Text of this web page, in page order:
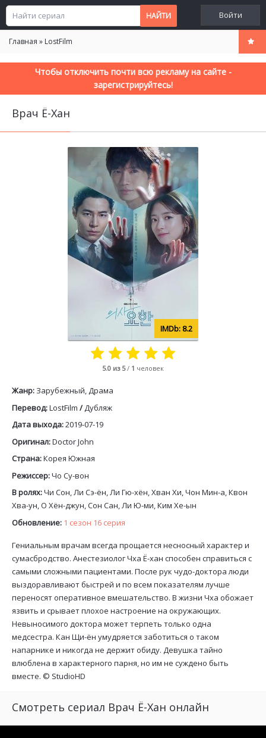
Войти
Главная » LostFilm
Чтобы отключить почти всю рекламу на сайте -
зарегистрируйтесь!
Врач Ё-Хан
8.2
5.0 из 5/ 1 человек
Жанр: Зарубежный, Драма
Перевод:LostFilm / Дубляж
Дата выхода:2019-07-19
Оригинал:Doctor John
Страна:Корея Южная
Режиссер:Чо Су-вон
В ролях:Чи Сон, Ли Сэ-ён, Ли Гю-хён, Хван Хи, Чон Мин-а, Квон
Хва-ун, О Хён-джун, Сон Сан, Ли Ю-ми, Ким Хе-ын
Обновление: 1 сезон 16 серия
Гениальным врачам всегда прощается несносный характер и
сумасбродство. Анестезиолог Чха Ё-хан способен справиться с
самыми сложными пациентами. После рук чудо-доктора люди
выздоравливают быстрей и по всем показателям лучше
переносят оперативное вмешательство. В жизни Чха обожает
язвить и срывает плохое настроение на окружающих.
Невыносимого доктора может терпеть только одна
медсестра. Кан Щи-ён умудряется заботиться о таком
напарнике и никогда не держит обиду. Девушка тайно
влюблена в характерного парня, но им не суждено быть
вместе. © StudioHD
Смотреть сериал Врач Ё-Хан онлайн